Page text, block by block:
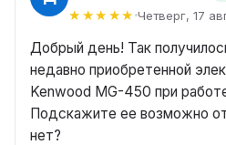
Четверг, 17
Добрый день! Так
недавно приобретенной
Kenwood MG-450 при
Подскажите ее возможно
нет?